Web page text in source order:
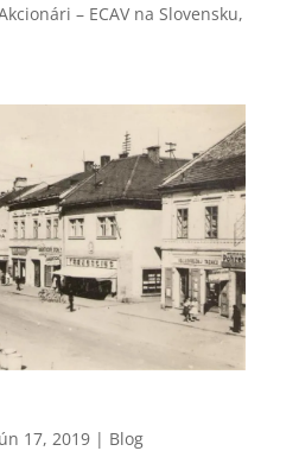
– ECAV na Slovensku,
17, 2019| Blog